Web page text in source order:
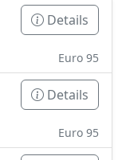
Details
Euro 95
Details
Euro 95